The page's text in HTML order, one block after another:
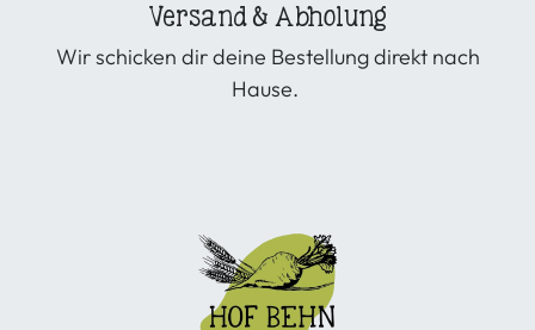
Versand & Abholung
Wir schicken dir deine Bestellung direkt nach
Hause.